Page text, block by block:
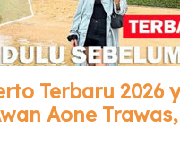
Terbaru 2026
Aone